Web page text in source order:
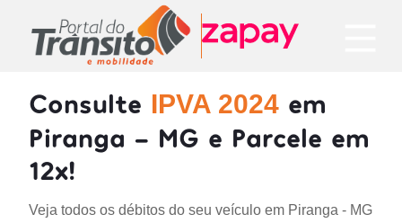
Consulte IPVA 2024 em
Piranga - MG e Parcele em
12x!
Veja todos os débitos do seu veículo em Piranga - MG